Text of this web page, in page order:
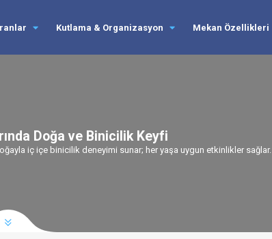
Kutlama & Organizasyon Mekan Özellikleri
Doğa ve Binicilik Keyfi
iç içe binicilik deneyimi sunar; her yaşa uygun etkinlikler sağlar.